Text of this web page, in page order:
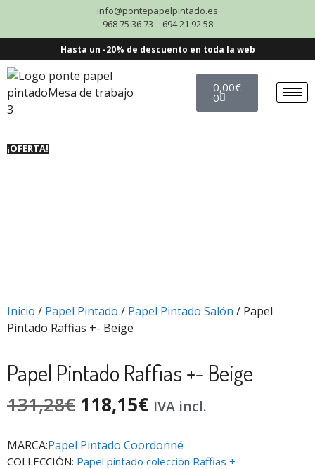
info@pontepapelpintado.es
968 75 36 73 – 694 21 92 58
Hasta un -20% de descuento en toda la web
0,00€
0
¡OFERTA!
Inicio / Papel Pintado / Papel Pintado Salón / Papel
Pintado Raffias +- Beige
Papel Pintado Raffias +- Beige
131,28€ 118,15€ IVA incl.
MARCA:Papel Pintado Coordonné
COLLECCIÓN: Papel pintado colección Raffias +